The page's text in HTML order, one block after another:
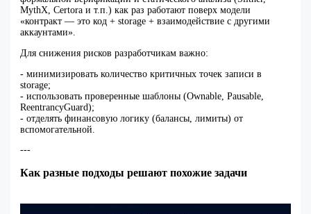
MythX, Certora и т.п.) как раз работают поверх модели
«контракт — это код + storage + взаимодействие с другими
аккаунтами».
Для снижения рисков разработчикам важно:
- минимизировать количество критичных точек записи в
storage;
- использовать проверенные шаблоны (Ownable, Pausable,
ReentrancyGuard);
- отделять финансовую логику (балансы, лимиты) от
вспомогательной.
---
Как разные подходы решают похожие задачи